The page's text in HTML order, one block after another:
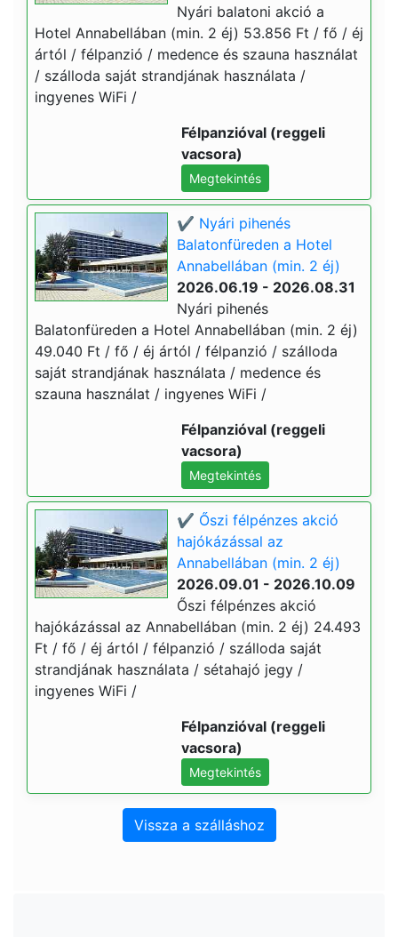
Nyári balatoni akció a
Hotel Annabellában (min. 2 éj) 53.856 Ft / fő / éj
ártól / félpanzió / medence és szauna használat
/ szálloda saját strandjának használata /
ingyenes WiFi /
Félpanzióval (reggeli
vacsora)
Megtekintés
✔️ Nyári pihenés
Balatonfüreden a Hotel
Annabellában (min. 2 éj)
2026.06.19 - 2026.08.31
Nyári pihenés
Balatonfüreden a Hotel Annabellában (min. 2 éj)
49.040 Ft / fő / éj ártól / félpanzió / szálloda
saját strandjának használata / medence és
szauna használat / ingyenes WiFi /
Félpanzióval (reggeli
vacsora)
Megtekintés
✔️ Őszi félpénzes akció
hajókázással az
Annabellában (min. 2 éj)
2026.09.01 - 2026.10.09
Őszi félpénzes akció
hajókázással az Annabellában (min. 2 éj) 24.493
Ft / fő / éj ártól / félpanzió / szálloda saját
strandjának használata / sétahajó jegy /
ingyenes WiFi /
Félpanzióval (reggeli
vacsora)
Megtekintés
Vissza a szálláshoz